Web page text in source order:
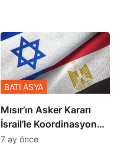
Mısır’ın Asker Kararı
İsrail’le Koordinasyon
İçinde Gerçekleşmiş
BATI ASYA
7 ay önce